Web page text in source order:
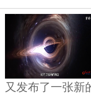
又发布了一张新